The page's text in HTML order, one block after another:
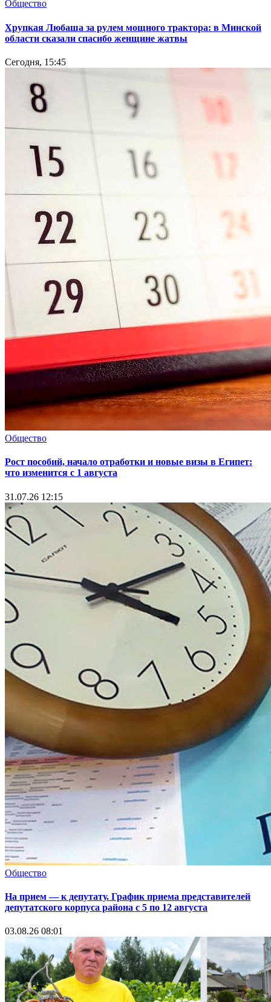
Общество
Хрупкая Любаша за рулем мощного трактора: в Минской
области сказали спасибо женщине жатвы
Сегодня, 15:45
Общество
Рост пособий, начало отработки и новые визы в Египет:
что изменится с 1 августа
31.07.26 12:15
Общество
На прием — к депутату. График приема представителей
депутатского корпуса района с 5 по 12 августа
03.08.26 08:01